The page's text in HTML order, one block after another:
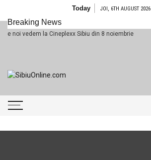
Today JOI, 6TH AUGUST 2026
Breaking News
vedem la Cineplexx Sibiu din 8 noiembrie
Sibiu!!!